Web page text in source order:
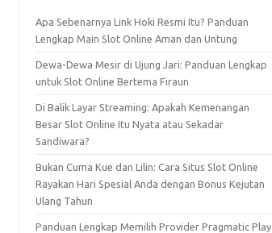
Apa Sebenarnya Link Hoki Resmi Itu? Panduan
Lengkap Main Slot Online Aman dan Untung
Dewa-Dewa Mesir di Ujung Jari: Panduan Lengkap
untuk Slot Online Bertema Firaun
Di Balik Layar Streaming: Apakah Kemenangan
Besar Slot Online Itu Nyata atau Sekadar
Sandiwara?
Bukan Cuma Kue dan Lilin: Cara Situs Slot Online
Rayakan Hari Spesial Anda dengan Bonus Kejutan
Ulang Tahun
Panduan Lengkap Memilih Provider Pragmatic Play